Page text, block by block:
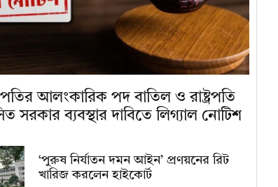
আলংকারিক পদ বাতিল ও রাষ্ট্রপতি
সরকার ব্যবস্থার দাবিতে লিগ্যাল নোটিশ
‘পুরুষ নির্যাতন দমন আইন’ প্রণয়নের রিট
খারিজ করলেন হাইকোর্ট